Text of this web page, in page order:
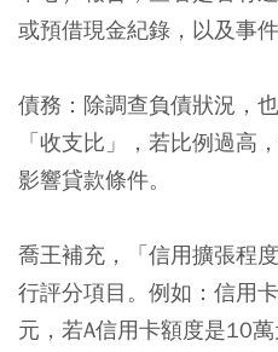
或預借現金紀錄，以及事
債務： 除調查負債狀況，
「收支比」，若比例過高
影響貸款條件。
喬王補充，「信用擴張程
行評分項目。例如：信用
元，若A信用卡額度是10